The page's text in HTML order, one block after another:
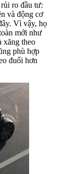
ro đầu tư:
và động cơ
Vì vậy, họ
mới như
xăng theo
phù hợp
đuổi hơn